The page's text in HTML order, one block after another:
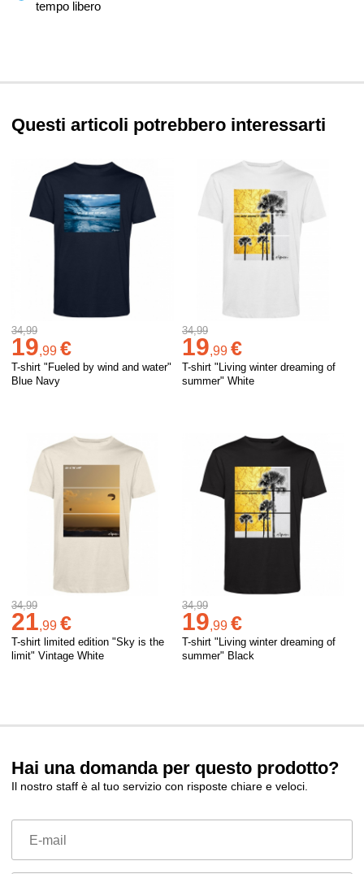
tempo libero
Questi articoli potrebbero interessarti
34,99
19,99 €
T-shirt "Fueled by wind and water"
Blue Navy
34,99
19,99 €
T-shirt "Living winter dreaming of
summer" White
34,99
21,99 €
T-shirt limited edition "Sky is the
limit" Vintage White
34,99
19,99 €
T-shirt "Living winter dreaming of
summer" Black
Hai una domanda per questo prodotto?
Il nostro staff è al tuo servizio con risposte chiare e veloci.
E-mail